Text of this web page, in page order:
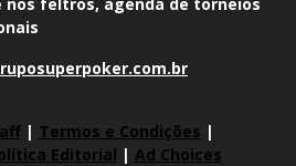
| Termos e Condições |
Editorial | Ad Choices